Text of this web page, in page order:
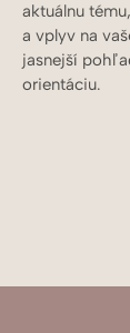
aktuálnu
a vplyv na
jasnejší
orientáciu.